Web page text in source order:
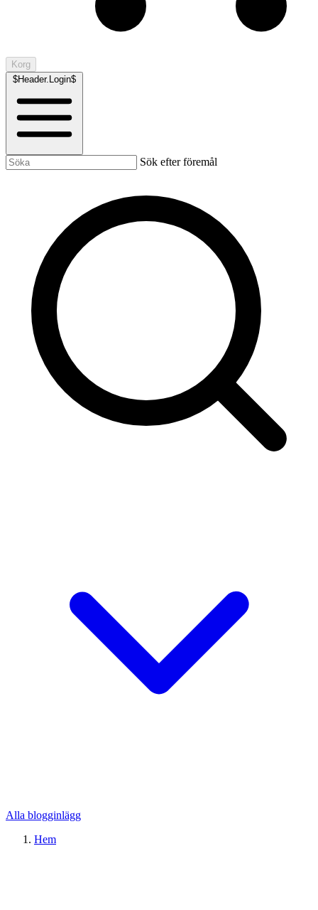
Korg
$Header.Login$
Sök efter föremål
Alla blogginlägg
Hem